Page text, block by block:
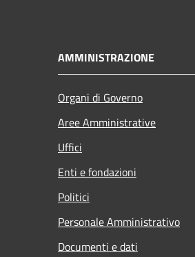
AMMINISTRAZIONE
Organi di Governo
Aree Amministrative
Uffici
Enti e fondazioni
Politici
Personale Amministrativo
Documenti e dati